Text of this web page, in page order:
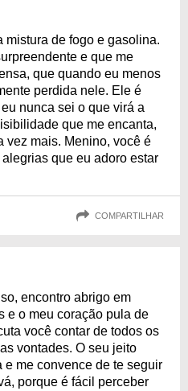
mistura de fogo e gasolina.
e que me
que quando eu menos
perdida nele. Ele é
nunca sei o que virá a
que me encanta,
vez mais. Menino, você é
que eu adoro estar
COMPARTILHAR
encontro abrigo em
e o meu coração pula de
você contar de todos os
vontades. O seu jeito
me convence de te seguir
porque é fácil perceber